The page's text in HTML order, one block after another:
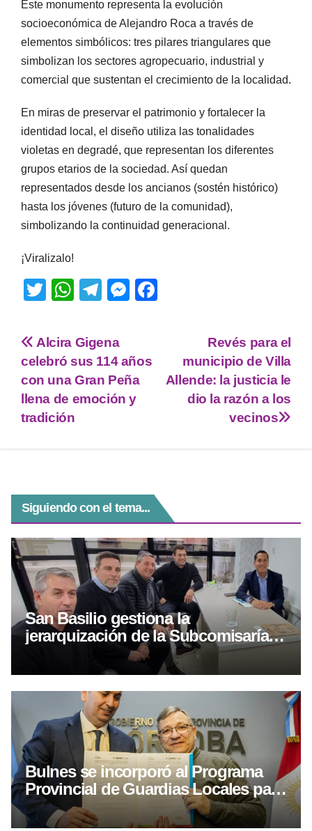
Este monumento representa la evolución
socioeconómica de Alejandro Roca a través de
elementos simbólicos: tres pilares triangulares que
simbolizan los sectores agropecuario, industrial y
comercial que sustentan el crecimiento de la localidad.
En miras de preservar el patrimonio y fortalecer la
identidad local, el diseño utiliza las tonalidades
violetas en degradé, que representan los diferentes
grupos etarios de la sociedad. Así quedan
representados desde los ancianos (sostén histórico)
hasta los jóvenes (futuro de la comunidad),
simbolizando la continuidad generacional.
¡Viralizalo!
T
tt
er
W
at
s
A
p
p
T
e
gr
a
m
M
e
n
g
b
Revés para el
municipio de Villa
Allende: la justicia le
dio la razón a los
vecinos
Alcira Gigena
celebró sus 114 años
con una Gran Peña
llena de emoción y
tradición
Siguiendo con el tema...
San Basilio gestiona la
jerarquización de la Subcomisaría y
más recursos para reforzar la
seguridad
Bulnes se incorporó al Programa
Provincial de Guardias Locales para
fortalecer la prevención y la
seguridad